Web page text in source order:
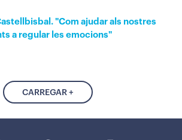
"Com ajudar als nostres
a regular les emocions"
CARREGAR +